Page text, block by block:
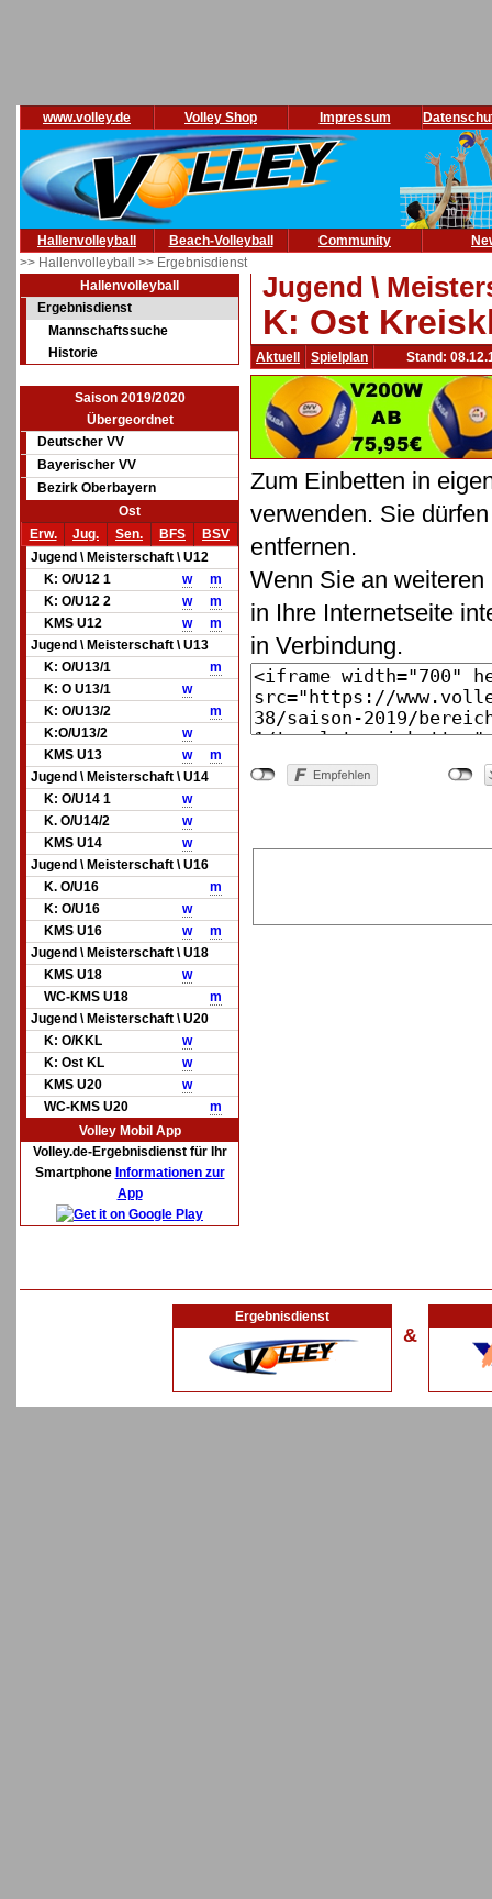
www.volley.de Volley Shop Impressum
Hallenvolleyball Beach-Volleyball Community
>> Hallenvolleyball >> Ergebnisdienst
Hallenvolleyball
Ergebnisdienst
Mannschaftssuche
Historie
Saison 2019/2020
Übergeordnet
Deutscher VV
Bayerischer VV
Bezirk Oberbayern
Ost
Erw.
Jug. Sen. BFS
BSV
Jugend \ Meisterschaft \ U12
K: O/U12 1
w
m
K: O/U12 2
w
m
KMS U12
w
m
Jugend \ Meisterschaft \ U13
K: O/U13/1
m
K: O U13/1
w
K: O/U13/2
m
K:O/U13/2
w
KMS U13
w
m
Jugend \ Meisterschaft \ U14
K: O/U14 1
w
K. O/U14/2
w
KMS U14
w
Jugend \ Meisterschaft \ U16
K. O/U16
m
K: O/U16
w
KMS U16
w
m
Jugend \ Meisterschaft \ U18
KMS U18
w
WC-KMS U18
m
Jugend \ Meisterschaft \ U20
K: O/KKL
w
K: Ost KL
w
KMS U20
w
WC-KMS U20
m
Volley Mobil App
Volley.de-Ergebnisdienst für Ihr
Smartphone Informationen zur
App
Jugend \
K: Ost
Aktuell Spielplan Stand:
Zum Einbetten in
verwenden. Sie
entfernen.
Wenn Sie an
in Ihre Internetseite
in Verbindung.
Ergebnisdienst
&